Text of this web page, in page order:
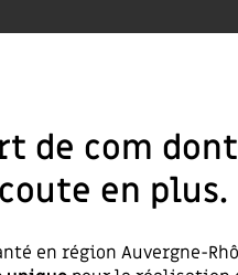
de com
en plus.
en région Auvergne-